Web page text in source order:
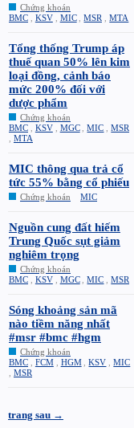
Chứng khoán
BMC
KSV MIC ,MSR ,MTA
Tổng thống Trump áp
thuế quan 50% lên kim
loại đồng, cảnh báo
mức 200% đối với
dược phẩm
Chứng khoán
BMC
KSV MGC ,MIC ,MSR
MTA
MIC thông qua trả cổ
tức 55% bằng cổ phiếu
Chứng khoán MIC
Nguồn cung đất hiếm
Trung Quốc sụt giảm
nghiêm trọng
Chứng khoán
BMC
KSV MGC ,MIC ,MSR
Sóng khoảng sản mã
nào tiềm năng nhất
#msr #bmc #hgm
Chứng khoán
BMC
FCM HGM ,KSV ,MIC
MSR
trang sau →